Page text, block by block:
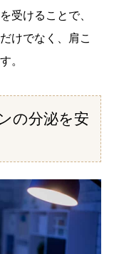
受けることで、
けでなく、肩こ
。
の分泌を安